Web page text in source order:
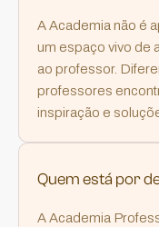
A Academia não é
um espaço vivo de
ao professor.
professores
inspiração e
Quem está por
A Academia